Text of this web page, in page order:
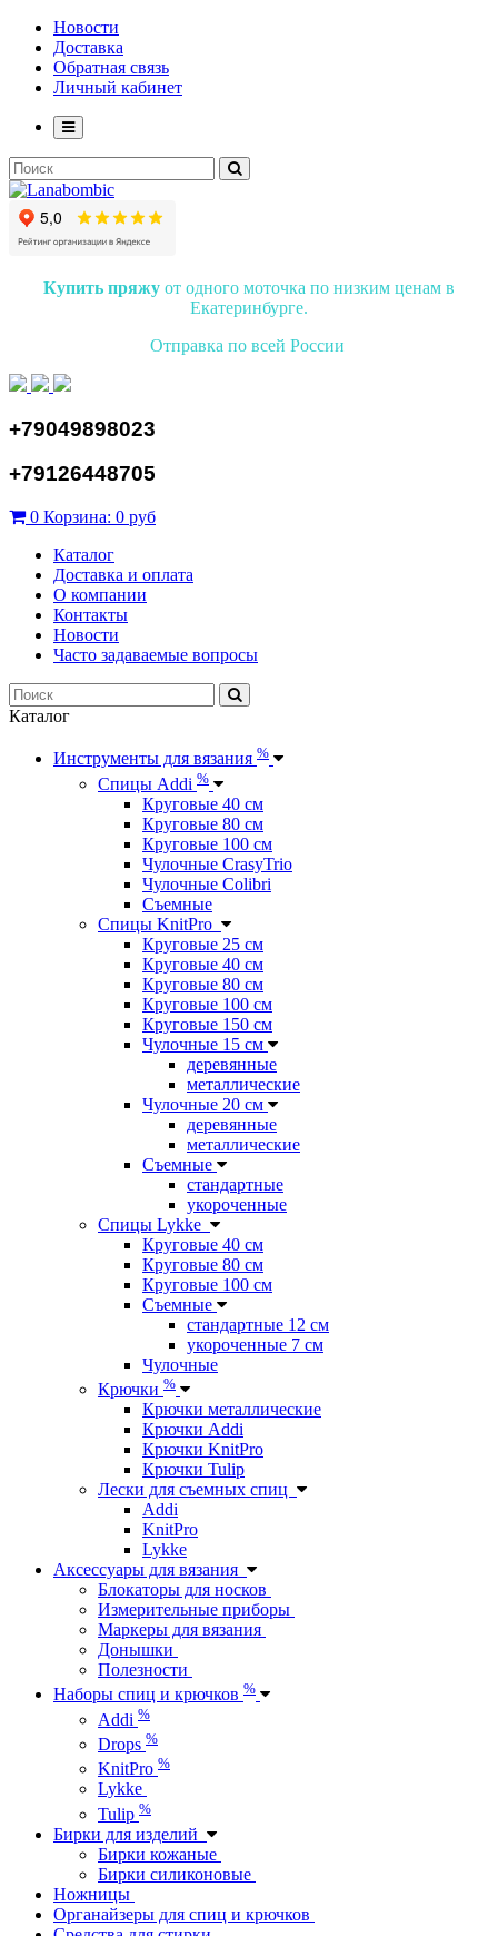
Новости
Доставка
Обратная связь
Личный кабинет
Купить пряжу от одного моточка по низким ценам в
Екатеринбурге.
Отправка по всей России
+79049898023
+79126448705
0 Корзина: 0 руб
Каталог
Доставка и оплата
О компании
Контакты
Новости
Часто задаваемые вопросы
Каталог
Инструменты для вязания %
Спицы Addi %
Круговые 40 см
Круговые 80 см
Круговые 100 см
Чулочные CrasyTrio
Чулочные Colibri
Съемные
Спицы KnitPro
Круговые 25 см
Круговые 40 см
Круговые 80 см
Круговые 100 см
Круговые 150 см
Чулочные 15 см
деревянные
металлические
Чулочные 20 см
деревянные
металлические
Съемные
стандартные
укороченные
Спицы Lykke
Круговые 40 см
Круговые 80 см
Круговые 100 см
Съемные
стандартные 12 см
укороченные 7 см
Чулочные
Крючки %
Крючки металлические
Крючки Addi
Крючки KnitPro
Крючки Tulip
Лески для съемных спиц
Addi
KnitPro
Lykke
Аксессуары для вязания
Блокаторы для носков
Измерительные приборы
Маркеры для вязания
Донышки
Полезности
Наборы спиц и крючков %
Addi %
Drops %
KnitPro %
Lykke
Tulip %
Бирки для изделий
Бирки кожаные
Бирки силиконовые
Ножницы
Органайзеры для спиц и крючков